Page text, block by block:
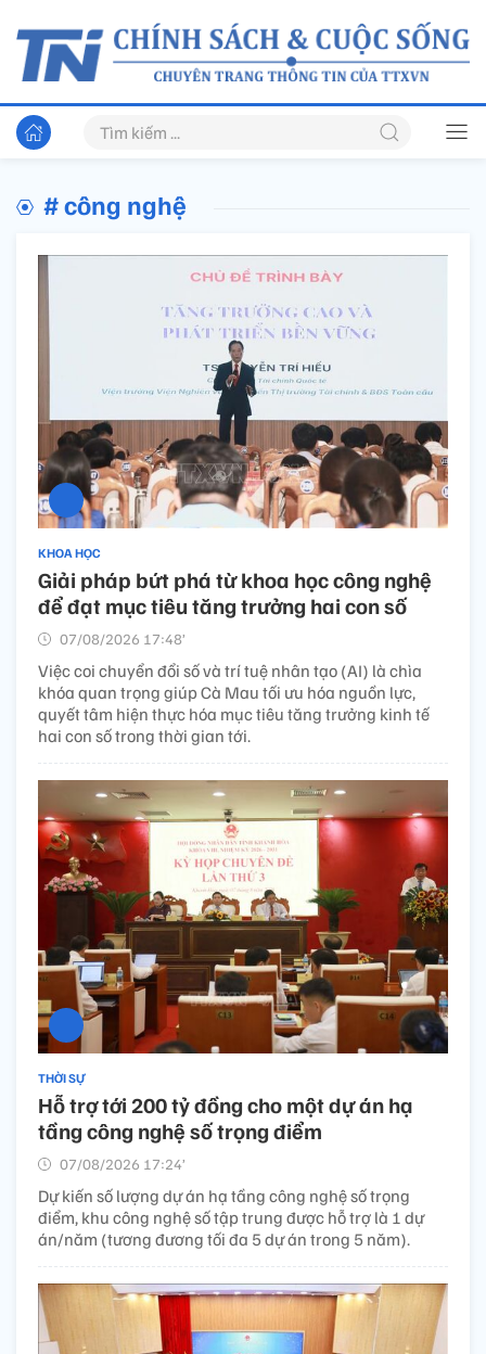
# công nghệ
KHOA HỌC
Giải pháp bứt phá từ khoa học công nghệ
để đạt mục tiêu tăng trưởng hai con số
07/08/2026 17:48’
Việc coi chuyển đổi số và trí tuệ nhân tạo (AI) là chìa
khóa quan trọng giúp Cà Mau tối ưu hóa nguồn lực,
quyết tâm hiện thực hóa mục tiêu tăng trưởng kinh tế
hai con số trong thời gian tới.
THỜI SỰ
Hỗ trợ tới 200 tỷ đồng cho một dự án hạ
tầng công nghệ số trọng điểm
07/08/2026 17:24’
Dự kiến số lượng dự án hạ tầng công nghệ số trọng
điểm, khu công nghệ số tập trung được hỗ trợ là 1 dự
án/năm (tương đương tối đa 5 dự án trong 5 năm).